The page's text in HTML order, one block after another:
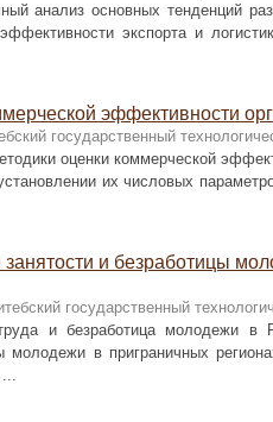
анализ основных тенденций
экспорта и
эффективности
государственный
оценки коммерческой
их числовых
и безработицы
государственный
и безработица молодежи в
молодежи в приграничных